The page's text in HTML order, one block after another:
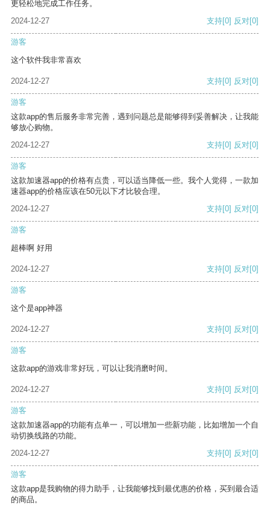
更轻松地完成工作任务。
2024-12-27
支持[0] 反对[0]
游客
这个软件我非常喜欢
2024-12-27 支持[0] 反对[0]
游客
这款app的售后服务非常完善，遇到问题总是能够得到妥善解决，让我能
够放心购物。
2024-12-27
支持[0] 反对[0]
游客
这款加速器app的价格有点贵，可以适当降低一些。我个人觉得，一款加
速器app的价格应该在50元以下才比较合理。
2024-12-27
支持[0] 反对[0]
游客
超棒啊 好用
2024-12-27 支持[0] 反对[0]
游客
这个是app神器
2024-12-27 支持[0] 反对[0]
游客
这款app的游戏非常好玩，可以让我消磨时间。
2024-12-27 支持[0] 反对[0]
游客
这款加速器app的功能有点单一，可以增加一些新功能，比如增加一个自
动切换线路的功能。
2024-12-27
支持[0] 反对[0]
游客
这款app是我购物的得力助手，让我能够找到最优惠的价格，买到最合适
的商品。